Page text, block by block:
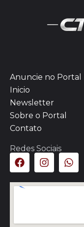
Anuncie no Portal
Inicio
Newsletter
Sobre o Portal
Contato
Redes Sociais